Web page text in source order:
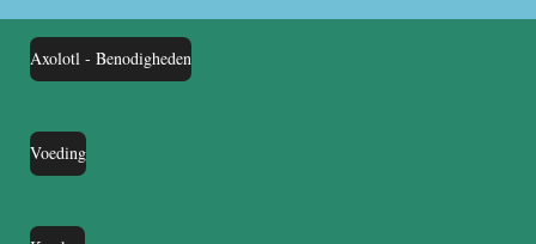
Axolotl - Benodigheden
Voeding